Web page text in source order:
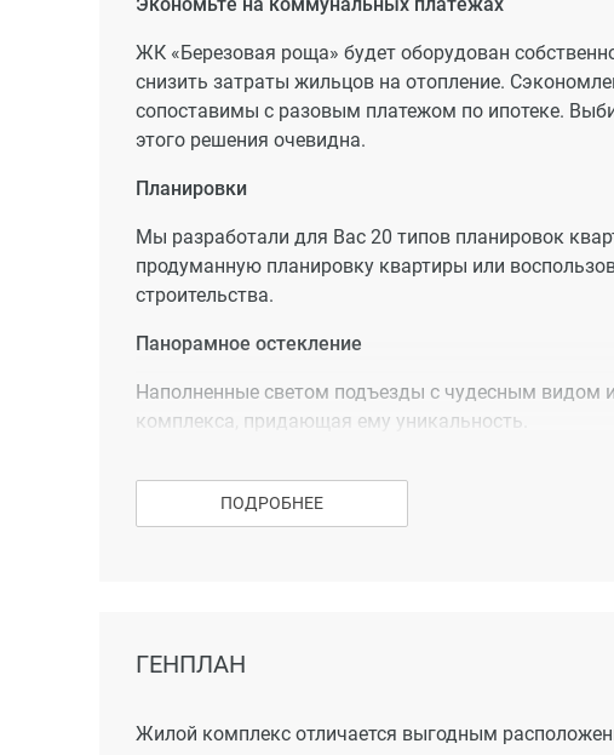
Экономьте на коммунальных платежах
ЖК «Березовая роща» будет оборудован
снизить затраты жильцов на отопление.
сопоставимы с разовым платежом по ипотеке.
этого решения очевидна.
Планировки
Мы разработали для Вас 20 типов планировок
продуманную планировку квартиры или
строительства.
Панорамное остекление
Наполненные светом подъезды с чудесным видом
комплекса, придающая ему уникальность.
Входные группы располагаются на уровне земли -
перемещениях между этажами.
Инвестировать выгодно
ПОДРОБНЕЕ
ГЕНПЛАН
Жилой комплекс отличается выгодным